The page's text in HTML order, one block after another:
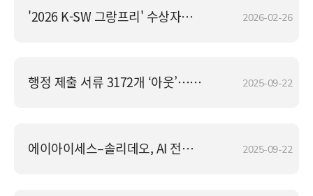
'2026 K-SW 그랑프리' 수상자에 김숙희 솔리데오 대표 2026-02-26
행정 제출 서류 3172개 ‘아웃’… 국민편의·환경 ‘업’ 비용 ‘다운’ 2025-09-22
에이아이세스–솔리데오, AI 전략 협력 맞손 2025-09-22